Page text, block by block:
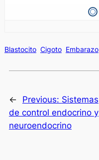
Blastocito Cigoto Embarazo
← Previous: Sistemas
de control endocrino y
neuroendocrino